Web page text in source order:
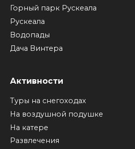
Горный парк Рускеала
Рускеала
Водопады
Дача Винтера
Активности
Туры на снегоходах
На воздушной подушке
На катере
Развлечения